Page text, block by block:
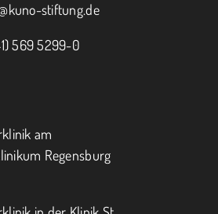
stiftung.de
569 5299-0
am
Regensburg